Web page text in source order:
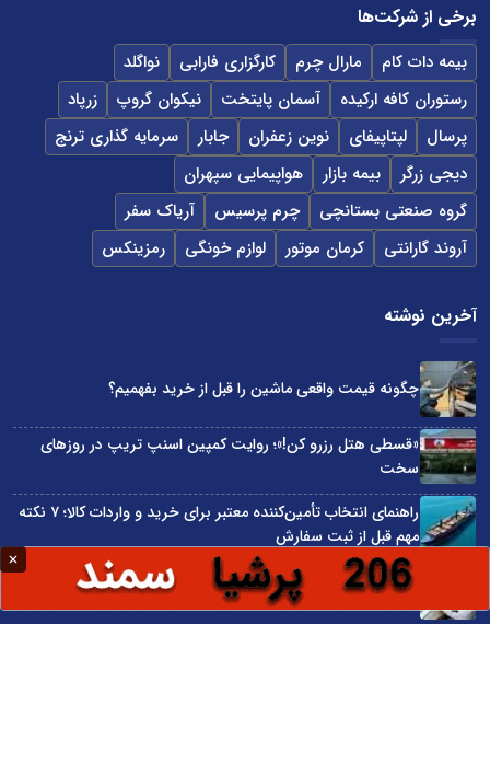
برخی از شرکت‌ها
بیمه دات کام مارال چرم کارگزاری فارابی
نواگلد
رستوران کافه ارکیده
آسمان پایتخت نیکوان گروپ
زرپاد
پرسال
لپتاپیفای نوین زعفران جابار
سرمایه گذاری ترنج
دیجی زرگر
بیمه بازار
هواپیمایی سپهران
گروه صنعتی بستانچی
چرم پرسیس
آریاک سفر
آروند گارانتی
کرمان موتور لوازم خونگی رمزینکس
آخرین نوشته
چگونه قیمت واقعی ماشین را قبل از خرید بفهمیم؟
«قسطی هتل رزرو کن!»؛ روایت کمپین اسنپ تریپ در روزهای
سخت
راهنمای انتخاب تأمین‌کننده معتبر برای خرید و واردات کالا؛ ۷ نکته
مهم قبل از ثبت سفارش
در اقتصاد دیجیتال، خوش‌بینی جای آمادگی را نمی‌گیرد